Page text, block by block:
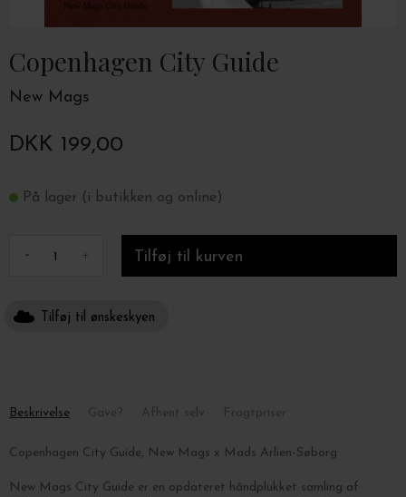
Copenhagen City Guide
New Mags
DKK 199,00
På lager (i butikken og online)
- +
Tilføj til ønskeskyen
Beskrivelse
Copenhagen City Guide, New Mags x Mads Arlien-Søborg
New Mags City Guide er en opdateret håndplukket samling af